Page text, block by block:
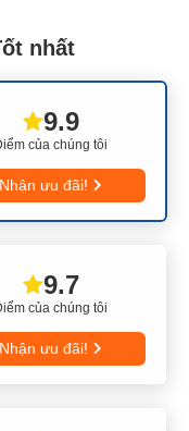
nhất
của chúng tôi
9.9
Nhận ưu đãi!
của chúng tôi
9.7
Nhận ưu đãi!